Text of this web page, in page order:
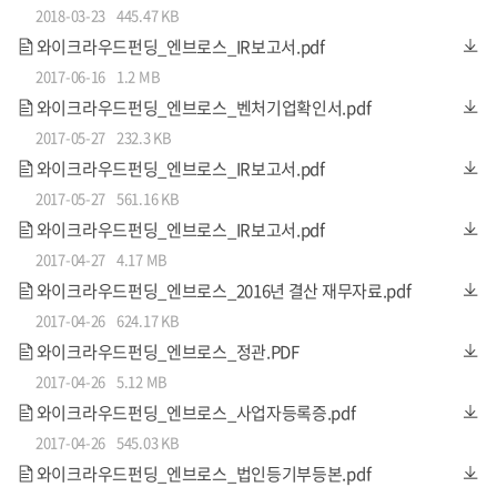
2018-03-23 445.47 KB
와이크라우드펀딩_엔브로스_IR보고서.pdf
2017-06-16 1.2 MB
와이크라우드펀딩_엔브로스_벤처기업확인서.pdf
2017-05-27 232.3 KB
와이크라우드펀딩_엔브로스_IR보고서.pdf
2017-05-27 561.16 KB
와이크라우드펀딩_엔브로스_IR보고서.pdf
2017-04-27 4.17 MB
와이크라우드펀딩_엔브로스_2016년 결산 재무자료.pdf
2017-04-26 624.17 KB
와이크라우드펀딩_엔브로스_정관.PDF
2017-04-26 5.12 MB
와이크라우드펀딩_엔브로스_사업자등록증.pdf
2017-04-26 545.03 KB
와이크라우드펀딩_엔브로스_법인등기부등본.pdf